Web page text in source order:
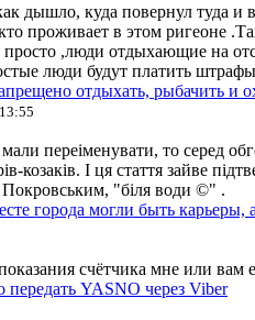
дышло, куда повернул туда
проживает в этом ригеоне
просто ,люди отдыхающие на
люди будут платить
отдыхать, рыбачить и
мали переіменувати, то серед
козаків. І ця стаття зайве
"біля води ©" .
города могли быть
счётчика мне или вам
передать YASNO через Viber